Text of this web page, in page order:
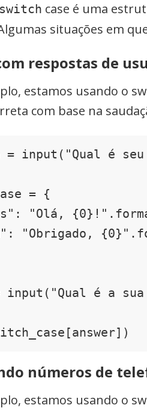
switch case é uma
situações em
respostas de
estamos usando o
com base na
= input("Qual é seu
= {
input("Qual é a sua
números de
estamos usando o